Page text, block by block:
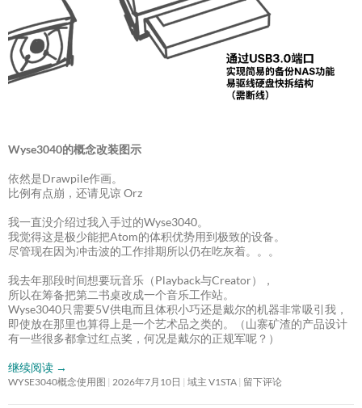
Wyse3040的概念改装图示
依然是Drawpile作画。
比例有点崩，还请见谅 Orz
我一直没介绍过我入手过的Wyse3040。
我觉得这是极少能把Atom的体积优势用到极致的设备。
尽管现在因为冲击波的工作排期所以仍在吃灰着。。。
我去年那段时间想要玩音乐（Playback与Creator），
所以在筹备把第二书桌改成一个音乐工作站。
Wyse3040只需要5V供电而且体积小巧还是戴尔的机器非常吸引我，
即使放在那里也算得上是一个艺术品之类的。（山寨矿渣的产品设计
有一些很多都拿过红点奖，何况是戴尔的正规军呢？）
继续阅读 →
WYSE3040概念使用图 2026年7月10日 域主 V1STA 留下评论